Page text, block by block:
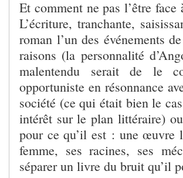
Et comment ne pas l’être
L’écriture, tranchante,
roman l’un des événements
raisons (la personnalité
malentendu serait de le
opportuniste en résonnance
société (ce qui était bien le
intérêt sur le plan littéraire)
pour ce qu’il est : une œuvre
femme, ses racines, ses
séparer un livre du bruit qu’il